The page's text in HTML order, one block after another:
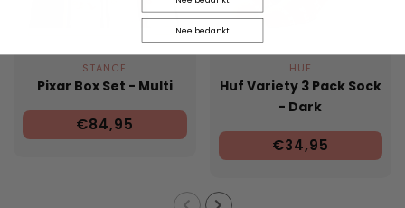
STANCE
Pixar Box Set - Multi
€84,95
HUF
Huf Variety 3 Pack Sock
- Dark
Brown/Brown/Oatmeal
€34,95
Nee bedankt